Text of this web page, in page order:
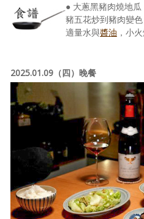
● 大蔥黑豬肉燒地
豬五花炒到豬肉變
適量水與醬油 ，小
2025.01.09（四）晚餐